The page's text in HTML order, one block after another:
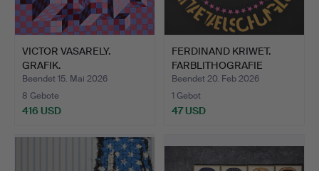
VICTOR VASARELY.
GRAFIK.
Beendet 15. Mai 2026
8 Gebote
416 USD
FERDINAND KRIWET.
FARBLITHOGRAFIE
SIGNIERT.
Beendet 20. Feb 2026
1 Gebot
47 USD